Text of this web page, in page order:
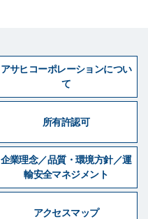
アサヒコーポレーションについ
て
所有許認可
企業理念／品質・環境方針／運
輸安全マネジメント
アクセスマップ